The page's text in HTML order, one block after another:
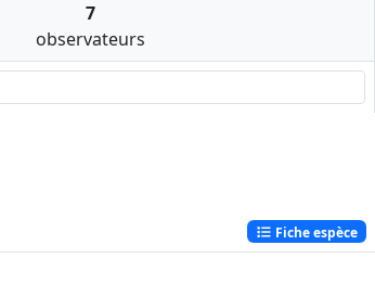
7
observateurs
Fiche espèce